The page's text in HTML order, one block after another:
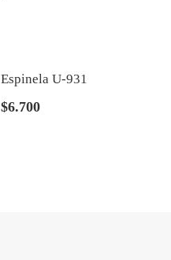
Espinela U-931
$6.700